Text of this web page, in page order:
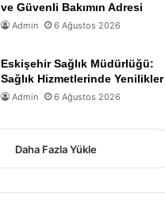
ve Güvenli Bakımın Adresi
Admin 6 Ağustos 2026
Eskişehir Sağlık Müdürlüğü:
Sağlık Hizmetlerinde Yenilikler
Admin 6 Ağustos 2026
Daha Fazla Yükle